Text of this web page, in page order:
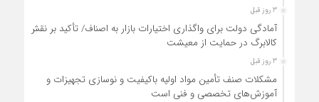
3 روز قبل
آمادگی دولت برای واگذاری اختیارات بازار به اصناف/ تأکید بر نقش
کالابرگ در حمایت از معیشت
3 روز قبل
مشکلات صنف تأمین مواد اولیه باکیفیت و نوسازی تجهیزات و
آموزش‌های تخصصی و فنی است